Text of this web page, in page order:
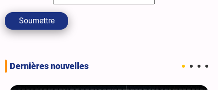
Soumettre
Dernières nouvelles